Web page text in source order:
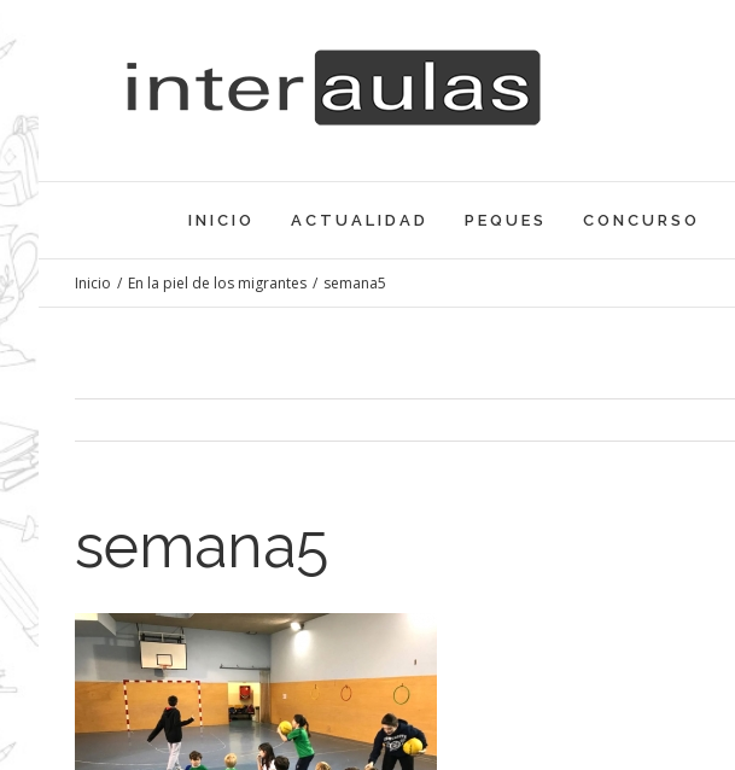
al
INICIO ACTUALIDAD PEQUES CONCURSO
Inicio / En la piel de los migrantes / semana5
semana5